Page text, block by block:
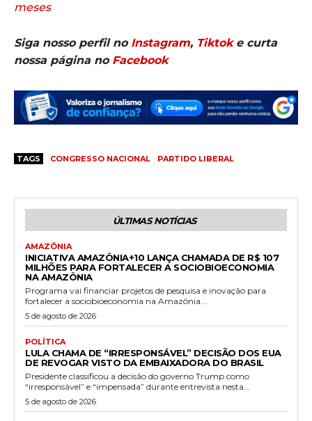
meses
Siga nosso perfil no Instagram, Tiktoke curta
nossa página no Facebook
TAGS CONGRESSO NACIONAL PARTIDO LIBERAL
ÚLTIMAS NOTÍCIAS
AMAZÔNIA
INICIATIVA AMAZÔNIA+10 LANÇA CHAMADA DE R$ 107
MILHÕES PARA FORTALECER A SOCIOBIOECONOMIA
NA AMAZÔNIA
Programa vai financiar projetos de pesquisa e inovação para
fortalecer a sociobioeconomia na Amazônia...
5 de agosto de 2026
POLÍTICA
LULA CHAMA DE “IRRESPONSÁVEL” DECISÃO DOS EUA
DE REVOGAR VISTO DA EMBAIXADORA DO BRASIL
Presidente classificou a decisão do governo Trump como
“irresponsável” e “impensada” durante entrevista nesta...
5 de agosto de 2026